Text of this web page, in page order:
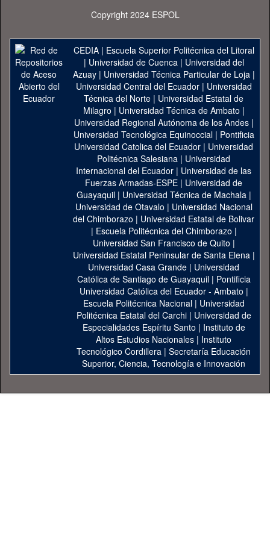
Copyright 2024 ESPOL
CEDIA| Escuela Superior Politécnica del Litoral
| Universidad de Cuenca| Universidad del
Azuay| Universidad Técnica Particular de Loja|
Universidad Central del Ecuador| Universidad
Técnica del Norte | Universidad Estatal de
Milagro | Universidad Técnica de Ambato |
Universidad Regional Autónoma de los Andes|
Universidad Tecnológica Equinoccial| Pontificia
Universidad Catolica del Ecuador | Universidad
Politécnica Salesiana | Universidad
Internacional del Ecuador | Universidad de las
Fuerzas Armadas-ESPE | Universidad de
Guayaquil| Universidad Técnica de Machala|
Universidad de Otavalo | Universidad Nacional
del Chimborazo | Universidad Estatal de Bolivar
| Escuela Politécnica del Chimborazo |
Universidad San Francisco de Quito |
Universidad Estatal Peninsular de Santa Elena|
Universidad Casa Grande | Universidad
Católica de Santiago de Guayaquil| Pontificia
Universidad Católica del Ecuador - Ambato |
Escuela Politécnica Nacional| Universidad
Politécnica Estatal del Carchi| Universidad de
Especialidades Espíritu Santo | Instituto de
Altos Estudios Nacionales | Instituto
Tecnológico Cordillera | Secretaría Educación
Superior, Ciencia, Tecnología e Innovación